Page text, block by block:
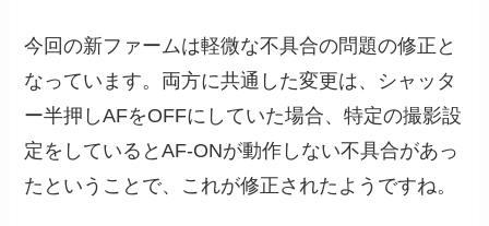
今回の新ファームは軽微な不具合の問題の修正と
なっています。両方に共通した変更は、シャッタ
ー半押しAFをOFFにしていた場合、特定の撮影設
定をしているとAF-ONが動作しない不具合があっ
たということで、これが修正されたようですね。